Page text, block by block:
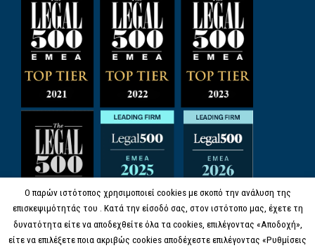
Ο παρών ιστότοπος χρησιμοποιεί cookies με σκοπό την ανάλυση της
επισκεψιμότητάς του . Κατά την είσοδό σας, στον ιστότοπο μας, έχετε τη
δυνατότητα είτε να αποδεχθείτε όλα τα cookies, επιλέγοντας «Αποδοχή»,
είτε να επιλέξετε ποια ακριβώς cookies αποδέχεστε επιλέγοντας «Ρυθμίσεις